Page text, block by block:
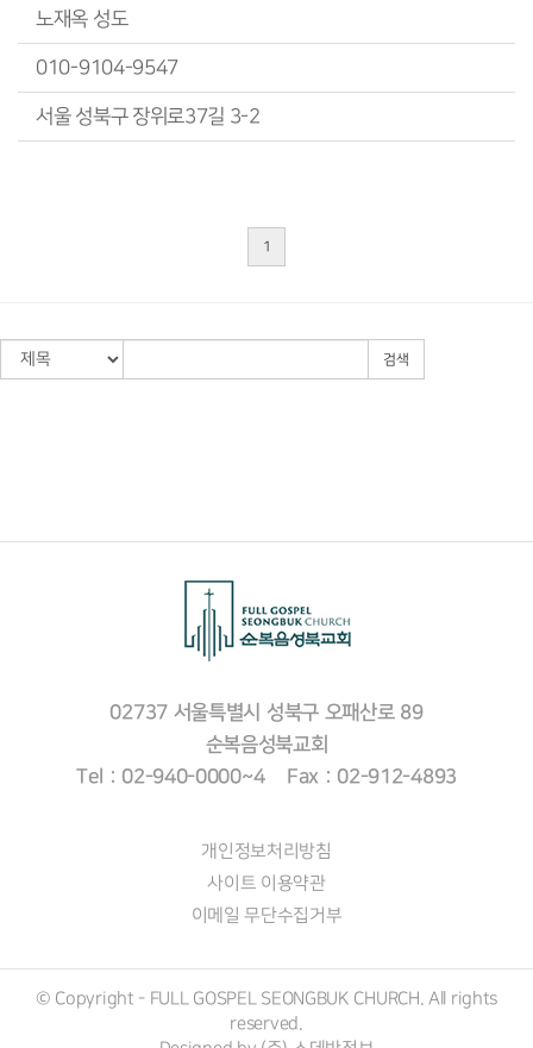
노재옥 성도
010-9104-9547
서울 성북구 장위로37길 3-2
1
검색
02737 서울특별시 성북구 오패산로 89
순복음성북교회
Tel : 02-940-0000~4 Fax : 02-912-4893
개인정보처리방침
사이트 이용약관
이메일 무단수집거부
© Copyright - FULL GOSPEL SEONGBUK CHURCH. All rights
reserved.